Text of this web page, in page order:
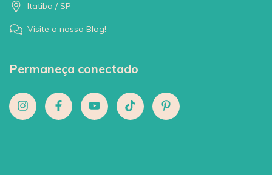
Itatiba / SP
Visite o nosso Blog!
Permaneça conectado